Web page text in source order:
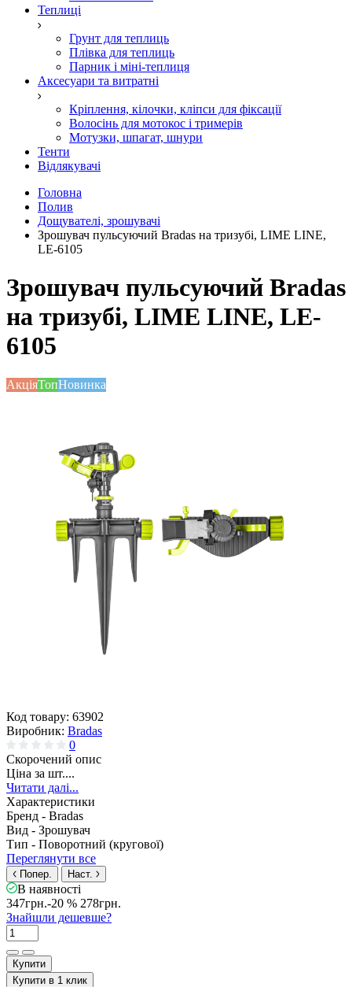
Теплиці
Грунт для теплиць
Плівка для теплиць
Парник і міні-теплиця
Аксесуари та витратні
Кріплення, кілочки, кліпси для фіксації
Волосінь для мотокос і тримерів
Мотузки, шпагат, шнури
Тенти
Відлякувачі
Головна
Полив
Дощувателі, зрошувачі
Зрошувач пульсуючий Bradas на тризубі, LIME LINE,
LE-6105
Зрошувач пульсуючий Bradas
на тризубі, LIME LINE, LE-
6105
АкціяТопНовинка
Код товару: 63902
Виробник: Bradas
0
Скорочений опис
Ціна за шт....
Читати далі...
Характеристики
Бренд - Bradas
Вид - Зрошувач
Тип - Поворотний (кругової)
Переглянути все
Попер. Наст.
В наявності
347грн.-20 % 278грн.
Знайшли дешевше?
Купити
Купити в 1 клик